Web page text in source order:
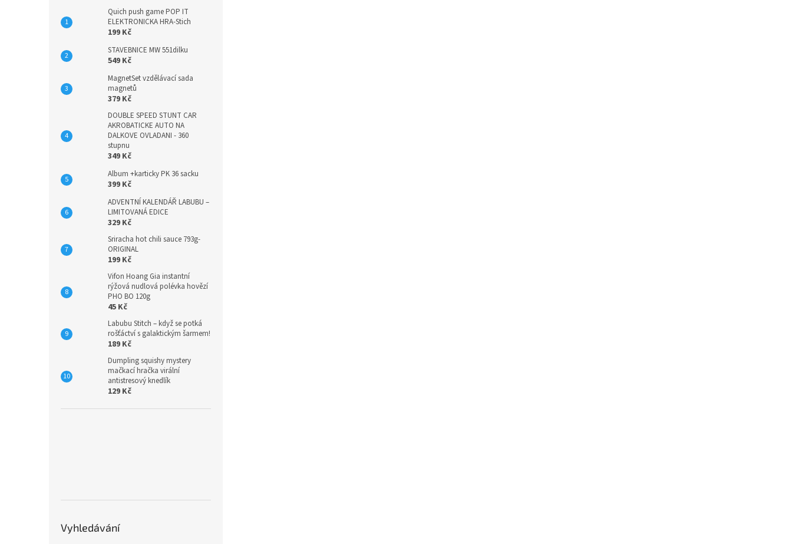
Quich push game POP IT
ELEKTRONICKA HRA-Stich
199 Kč
STAVEBNICE MW 551dilku
549 Kč
MagnetSet vzdělávací sada
magnetů
379 Kč
DOUBLE SPEED STUNT CAR
AKROBATICKE AUTO NA
DALKOVE OVLADANI - 360
stupnu
349 Kč
Album +karticky PK 36 sacku
399 Kč
ADVENTNÍ KALENDÁŘ LABUBU –
LIMITOVANÁ EDICE
329 Kč
Sriracha hot chili sauce 793g-
ORIGINAL
199 Kč
Vifon Hoang Gia instantní
rýžová nudlová polévka hovězí
PHO BO 120g
45 Kč
Labubu Stitch – když se potká
rošťáctví s galaktickým šarmem!
189 Kč
Dumpling squishy mystery
mačkací hračka virální
antistresový knedlík
129 Kč
Vyhledávání